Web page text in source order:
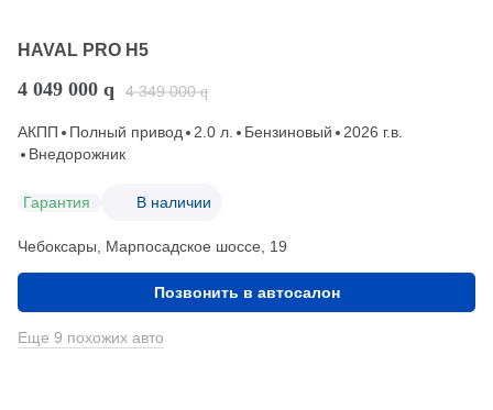
HAVAL PRO H5
4 049 000 q 4 349 000 q
АКПП Полный привод 2.0 л. Бензиновый
2026 г.в.
Внедорожник
Гарантия В наличии
Чебоксары, Марпосадское шоссе, 19
Позвонить в автосалон
Еще 9 похожих авто